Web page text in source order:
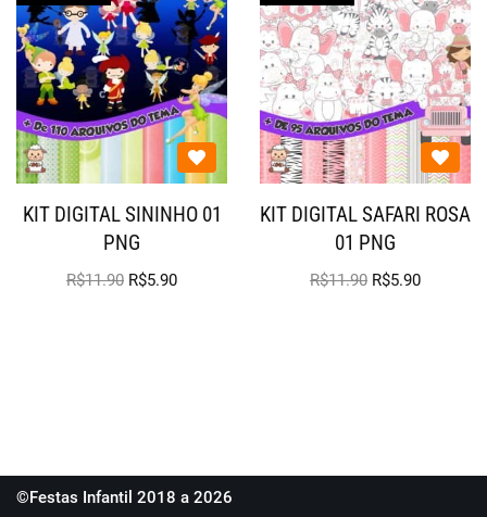
KIT DIGITAL SININHO 01
PNG
R$11.90 R$5.90
KIT DIGITAL SAFARI ROSA
01 PNG
R$11.90 R$5.90
©Festas Infantil 2018 a 2026